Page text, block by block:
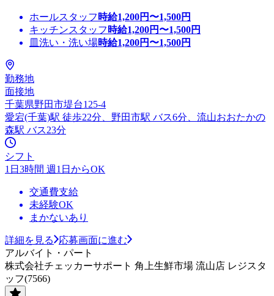
ホールスタッフ 時給1,200円〜1,500円
キッチンスタッフ 時給1,200円〜1,500円
皿洗い・洗い場時給1,200円〜1,500円
勤務地
面接地
千葉県野田市堤台125-4
愛宕(千葉)駅 徒歩22分、野田市駅 バス6分、流山おおたかの
森駅 バス23分
シフト
1日3時間 週1日からOK
交通費支給
未経験OK
まかないあり
詳細を見る
応募画面に進む
アルバイト・パート
株式会社チェッカーサポート 角上生鮮市場 流山店 レジスタ
ッフ(7566)